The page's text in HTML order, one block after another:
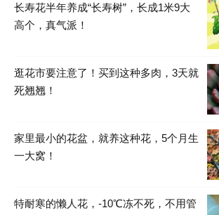
长寿花半年养成“长寿树”，长成1米9大
高个，真气派！
逛花市要注意了！买到这种多肉，3天就
死翘翘！
家里最小的花盆，就养这种花，5个月生
一大窝！
特耐寒的懒人花，-10℃冻不死，不用管